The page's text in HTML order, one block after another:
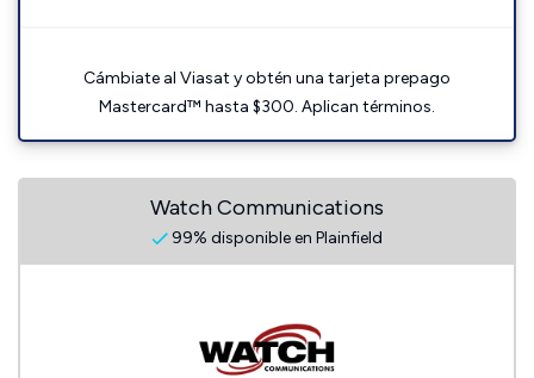
Cámbiate al Viasat y obtén una tarjeta prepago
Mastercard™ hasta $300. Aplican términos.
Watch Communications
99% disponible en Plainfield